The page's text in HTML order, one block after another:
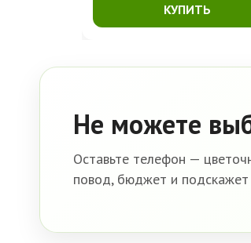
КУПИТЬ
Не можете
Оставьте телефон —
повод, бюджет и